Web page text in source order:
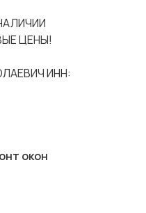
ЦЕНЫ!
ИНН:
окон